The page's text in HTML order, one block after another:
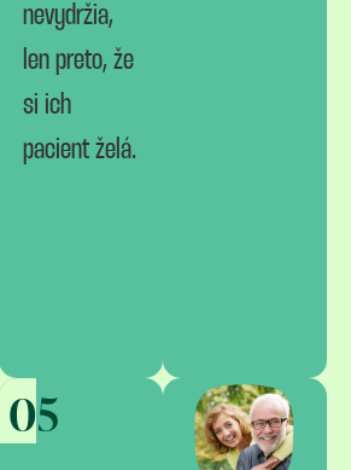
nevydržia,
len preto, že
si ich
pacient želá.
05